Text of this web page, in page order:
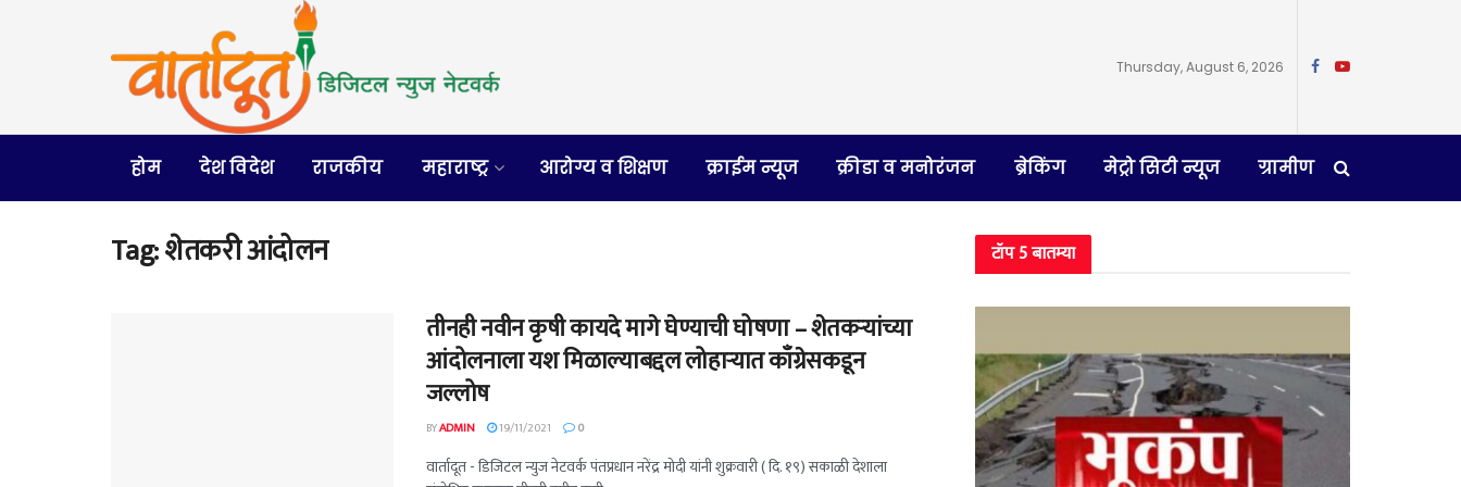
Thursday, August 6, 2026
होम देश विदेश राजकीय महाराष्ट्र आरोग्य व शिक्षण क्राईम न्यूज क्रीडा व मनोरंजन ब्रेकिंग मेट्रो सिटी न्यूज ग्रामीण
Tag:शेतकरी आंदोलन
तीनही नवीन कृषी कायदे मागे घेण्याची घोषणा – शेतकऱ्यांच्या
आंदोलनाला यश मिळाल्याबद्दल लोहाऱ्यात काँग्रेसकडून
जल्लोष
BYADMIN 19/11/2021 0
वार्तादूत - डिजिटल न्युज नेटवर्क पंतप्रधान नरेंद्र मोदी यांनी शुक्रवारी ( दि. १९) सकाळी देशाला
टॉप 5 बातम्या